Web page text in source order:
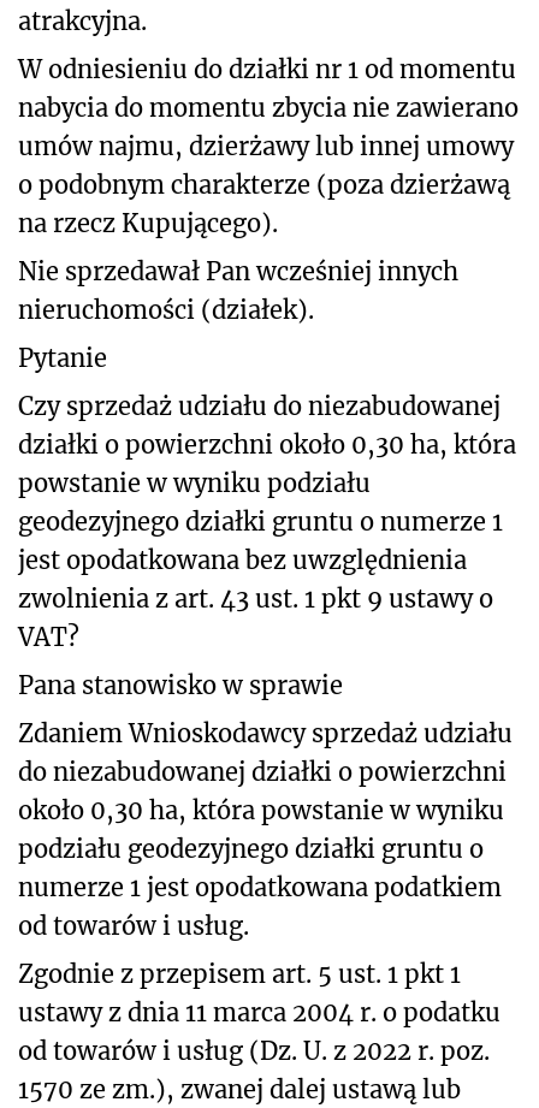
atrakcyjna.
W odniesieniu do działki nr 1 od momentu
nabycia do momentu zbycia nie zawierano
umów najmu, dzierżawy lub innej umowy
o podobnym charakterze (poza dzierżawą
na rzecz Kupującego).
Nie sprzedawał Pan wcześniej innych
nieruchomości (działek).
Pytanie
Czy sprzedaż udziału do niezabudowanej
działki o powierzchni około 0,30 ha, która
powstanie w wyniku podziału
geodezyjnego działki gruntu o numerze 1
jest opodatkowana bez uwzględnienia
zwolnienia z art. 43 ust. 1 pkt 9 ustawy o
VAT?
Pana stanowisko w sprawie
Zdaniem Wnioskodawcy sprzedaż udziału
do niezabudowanej działki o powierzchni
około 0,30 ha, która powstanie w wyniku
podziału geodezyjnego działki gruntu o
numerze 1 jest opodatkowana podatkiem
od towarów i usług.
Zgodnie z przepisem art. 5 ust. 1 pkt 1
ustawy z dnia 11 marca 2004 r. o podatku
od towarów i usług (Dz. U. z 2022 r. poz.
1570 ze zm.), zwanej dalej ustawą lub